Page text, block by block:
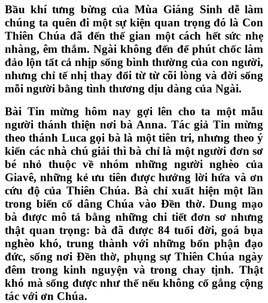
Bầu khí tưng bừng của Mùa Giáng Sinh dễ làm
chúng ta quên đi một sự kiện quan trọng đó là Con
Thiên Chúa đã đến thế gian một cách hết sức nhẹ
nhàng, êm thắm. Ngài không đến để phút chốc làm
đảo lộn tất cả nhịp sống bình thường của con người,
nhưng chỉ tế nhị thay đổi từ từ cõi lòng và đời sống
mỗi người bằng tình thương dịu dàng của Ngài.
Bài Tin mừng hôm nay gợi lên cho ta một mẫu
người thánh thiện nơi bà Anna. Tác giả Tin mừng
theo thánh Luca gọi bà là một tiên tri, nhưng theo ý
kiến các nhà chú giải thì bà chỉ là một người đơn sơ
bé nhỏ thuộc về nhóm những người nghèo của
Giavê, những kẻ ưu tiên được hưởng lời hứa và ơn
cứu độ của Thiên Chúa. Bà chỉ xuất hiện một lần
trong biến cố dâng Chúa vào Đền thờ. Dung mạo
bà được mô tả bằng những chi tiết đơn sơ nhưng
thật quan trọng: bà đã được 84 tuổi đời, goá bụa
nghèo khó, trung thành với những bổn phận đạo
đức, sống nơi Đền thờ, phụng sự Thiên Chúa ngày
đêm trong kinh nguyện và trong chay tịnh. Thật
khó mà sống được như thế nếu không cố gắng cộng
tác với ơn Chúa.